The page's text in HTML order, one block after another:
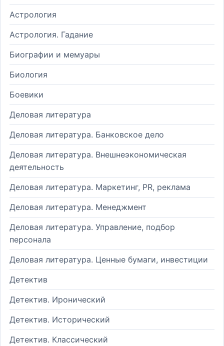
Астрология
Астрология. Гадание
Биографии и мемуары
Биология
Боевики
Деловая литература
Деловая литература. Банковское дело
Деловая литература. Внешнеэкономическая
деятельность
Деловая литература. Маркетинг, PR, реклама
Деловая литература. Менеджмент
Деловая литература. Управление, подбор
персонала
Деловая литература. Ценные бумаги, инвестиции
Детектив
Детектив. Иронический
Детектив. Исторический
Детектив. Классический